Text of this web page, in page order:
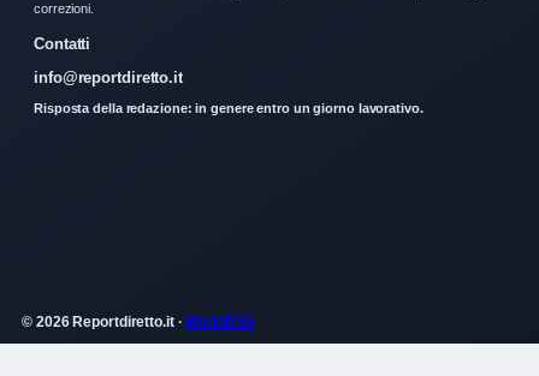
correzioni.
Contatti
info@reportdiretto.it
Risposta della redazione: in genere entro un giorno lavorativo.
© 2026 Reportdiretto.it ·WorldRSS